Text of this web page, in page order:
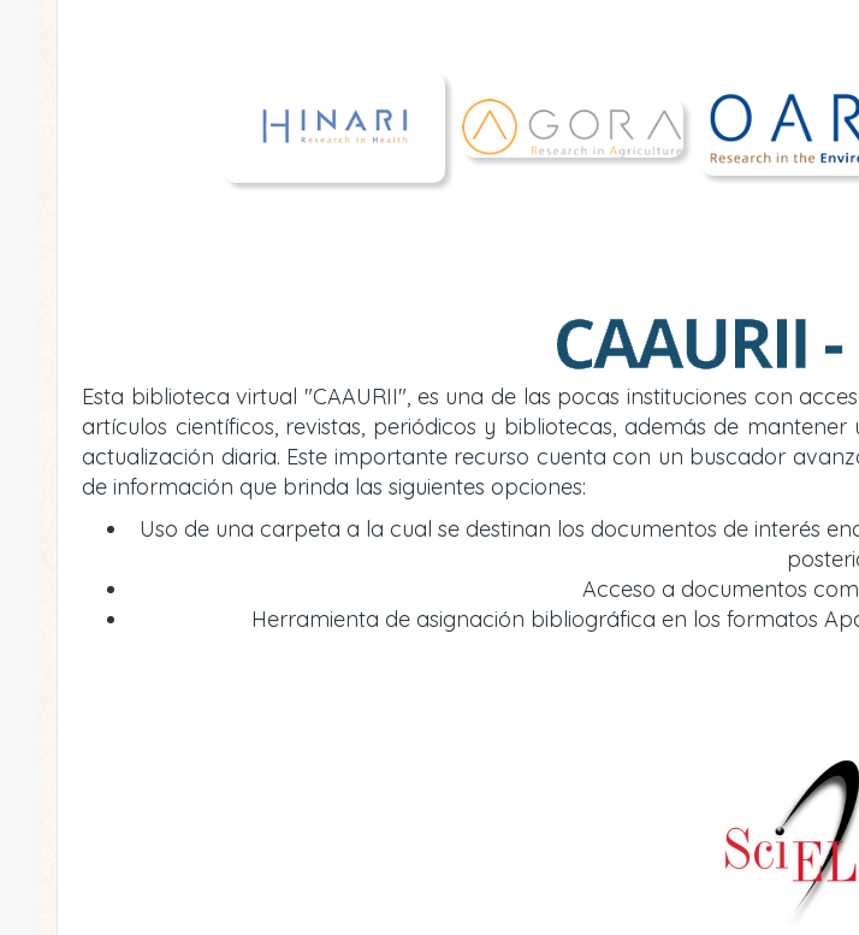
Esta biblioteca virtual "CAAURII", es una de las pocas instituciones con
artículos científicos, revistas, periódicos y bibliotecas, además de
actualización diaria. Este importante recurso cuenta con un buscador
de información que brinda las siguientes opciones:
Uso de una carpeta a la cual se destinan los documentos de interés
Acceso a documentos
Herramienta de asignación bibliográfica en los formatos